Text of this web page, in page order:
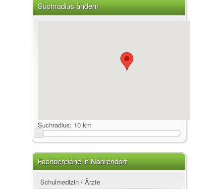
Suchradius ändern
Suchradius: 10 km
Fachbereiche in Nahrendorf
Schulmedizin / Ärzte